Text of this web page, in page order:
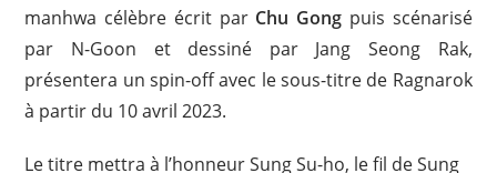
manhwa célèbre écrit par Chu Gong puis scénarisé
par N-Goon et dessiné par Jang Seong Rak,
présentera un spin-off avec le sous-titre de Ragnarok
à partir du 10 avril 2023.
Le titre mettra à l’honneur Sung Su-ho, le fil de Sung